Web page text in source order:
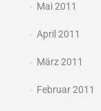
Mai 2011
April 2011
März 2011
Februar 2011